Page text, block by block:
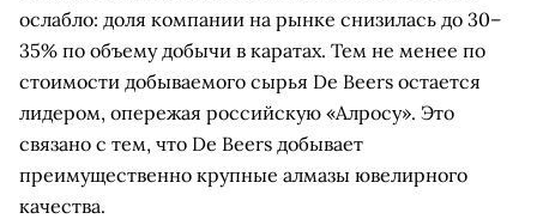
ослабло: доля компании на рынке снизилась до 30–
35% по объему добычи в каратах. Тем не менее по
стоимости добываемого сырья De Beers остается
лидером, опережая российскую «Алросу». Это
связано с тем, что De Beers добывает
преимущественно крупные алмазы ювелирного
качества.